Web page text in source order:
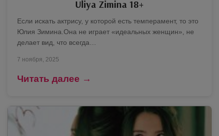
Uliya Zimina 18+
Если искать актрису, у которой есть темперамент, то это
Юлия Зимина.Она не играет «идеальных женщин», не
делает вид, что всегда…
7 ноября, 2025
Читать далее →